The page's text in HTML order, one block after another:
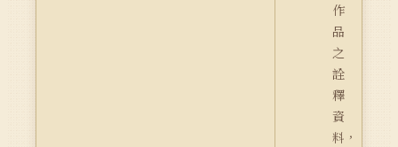
作
品
之
詮
釋
資
料，